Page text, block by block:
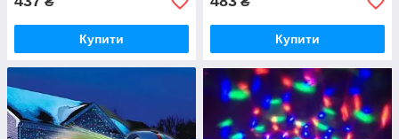
Купити Купити